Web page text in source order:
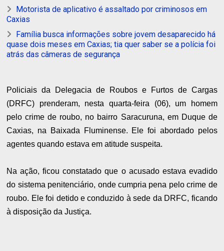
Motorista de aplicativo é assaltado por criminosos em
Caxias
Família busca informações sobre jovem desaparecido há
quase dois meses em Caxias; tia quer saber se a polícia foi
atrás das câmeras de segurança
Policiais da Delegacia de Roubos e Furtos de Cargas
(DRFC) prenderam, nesta quarta-feira (06), um homem
pelo crime de roubo, no bairro Saracuruna, em Duque de
Caxias, na Baixada Fluminense. Ele foi abordado pelos
agentes quando estava em atitude suspeita.
Na ação, ficou constatado que o acusado estava evadido
do sistema penitenciário, onde cumpria pena pelo crime de
roubo. Ele foi detido e conduzido à sede da DRFC, ficando
à disposição da Justiça.